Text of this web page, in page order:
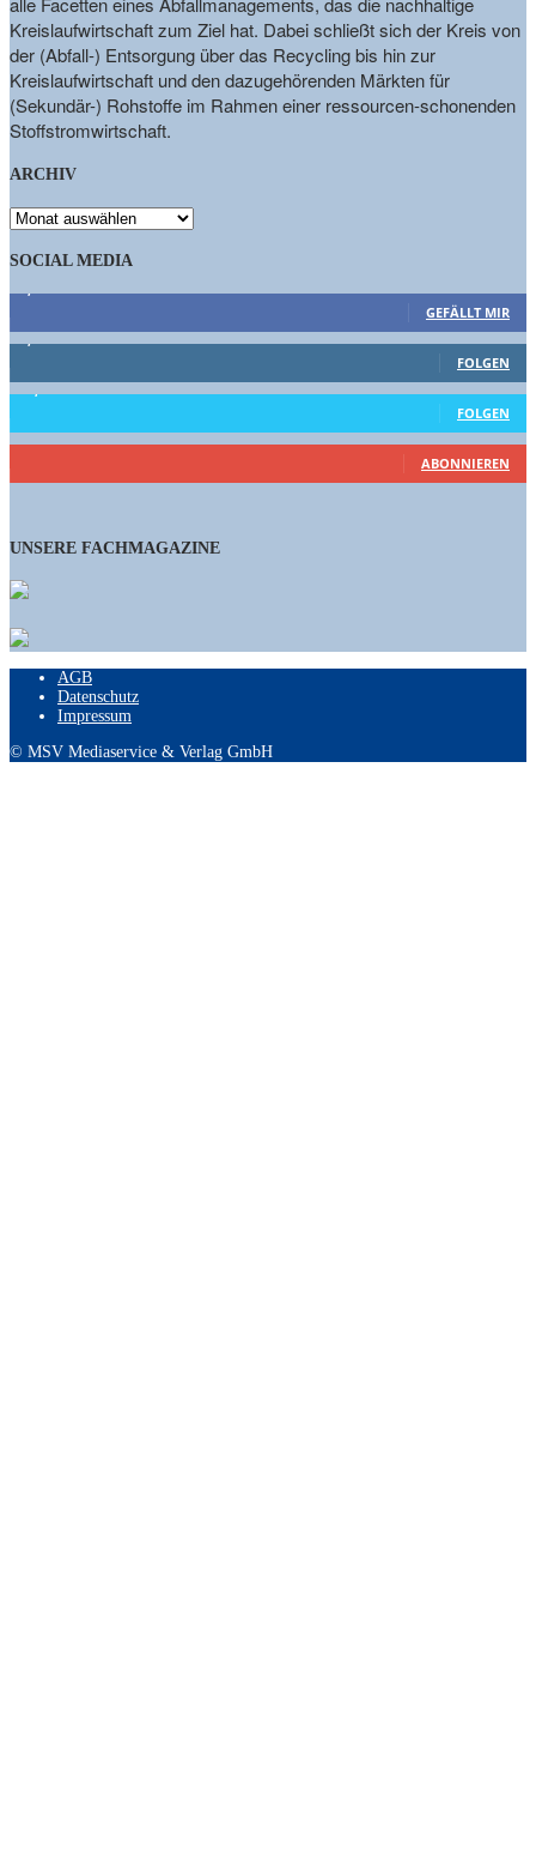
Kreislaufwirtschaft zum Ziel hat. Dabei schließt sich der Kreis von
der (Abfall-) Entsorgung über das Recycling bis hin zur
Kreislaufwirtschaft und den dazugehörenden Märkten für
(Sekundär-) Rohstoffe im Rahmen einer ressourcen-schonenden
Stoffstromwirtschaft.
ARCHIV
ARCHIV
SOCIAL MEDIA
GEFÄLLT MIR
1,662 Follower
FOLGEN
15,658 Follower
FOLGEN
460 Abonnenten
ABONNIEREN
UNSERE FACHMAGAZINE
AGB
Datenschutz
Impressum
© MSV Mediaservice & Verlag GmbH